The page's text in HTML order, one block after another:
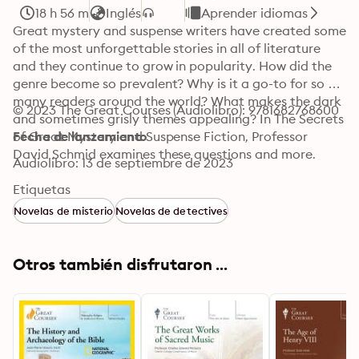
18 h 56 m Inglés
Aprender idiomas
Great mystery and suspense writers have created some
of the most unforgettable stories in all of literature
and they continue to grow in popularity. How did the
genre become so prevalent? Why is it a go-to for so
many readers around the world? What makes the dark
and sometimes grisly themes appealing? In The Secrets
of Great Mystery and Suspense Fiction, Professor
David Schmid examines these questions and more.
© 2023 The Great Courses (Audiolibro): 9781682768600
Fecha de lanzamiento
Audiolibro: 13 de septiembre de 2023
Etiquetas
Novelas de misterioNovelas de detectives
Otros también disfrutaron ...